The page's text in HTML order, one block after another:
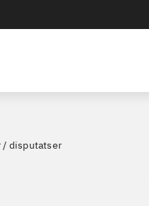
/ disputatser